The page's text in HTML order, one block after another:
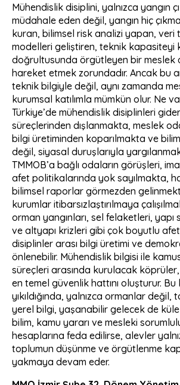
Mühendislik disiplini, yalnızca yangın
müdahale eden değil, yangın hiç
kuran, bilimsel risk analizi yapan, veri
modelleri geliştiren, teknik kapasiteyi
doğrultusunda örgütleyen bir meslek
hareket etmek zorundadır. Ancak bu
teknik bilgiyle değil, aynı zamanda
kurumsal katılımla mümkün olur. Ne
Türkiye’de mühendislik disiplinleri
süreçlerinden dışlanmakta, meslek
bilgi üretiminden koparılmakta ve
değil, siyasal duruşlarıyla
TMMOB’a bağlı odaların görüşleri,
afet politikalarında yok sayılmakta,
bilimsel raporlar görmezden
kurumlar itibarsızlaştırılmaya
orman yangınları, sel felaketleri, yapı
ve altyapı krizleri gibi çok boyutlu
disiplinler arası bilgi üretimi ve
önlenebilir. Mühendislik bilgisi ile
süreçleri arasında kurulacak
en temel güvenlik hattını oluşturur. Bu
yıkıldığında, yalnızca ormanlar değil,
yerel bilgi, yaşanabilir gelecek de
bilim, kamu yararı ve mesleki
hesaplarına feda edilirse, alevler
toplumun düşünme ve örgütlenme
yakmaya devam eder.